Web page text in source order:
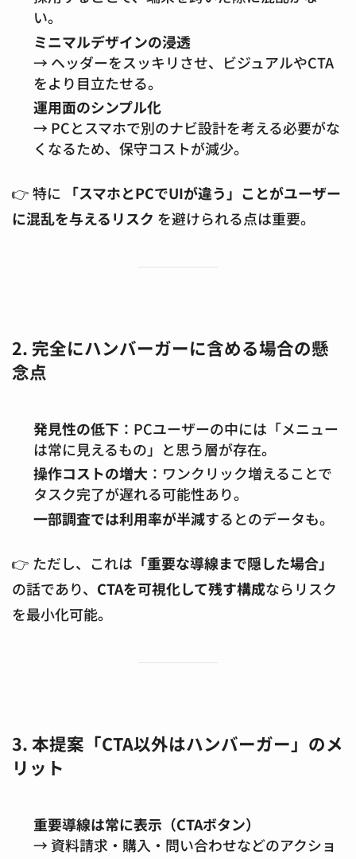
い。
ミニマルデザインの浸透
→ ヘッダーをスッキリさせ、ビジュアルやCTA
をより目立たせる。
運用面のシンプル化
→ PCとスマホで別のナビ設計を考える必要がな
くなるため、保守コストが減少。
👉 特に
「スマホとPCでUIが違う」ことがユーザー
に混乱を与えるリスク を避けられる点は重要。
2. 完全にハンバーガーに含める場合の懸
念点
発見性の低下 ：PCユーザーの中には「メニュー
は常に見えるもの」と思う層が存在。
操作コストの増大 ：ワンクリック増えることで
タスク完了が遅れる可能性あり。
一部調査では利用率が半減するとのデータも。
👉 ただし、これは 「重要な導線まで隠した場合」
の話であり、 CTAを可視化して残す構成ならリスク
を最小化可能。
3. 本提案「CTA以外はハンバーガー」のメ
リット
重要導線は常に表示（CTAボタン）
→ 資料請求・購入・問い合わせなどのアクショ